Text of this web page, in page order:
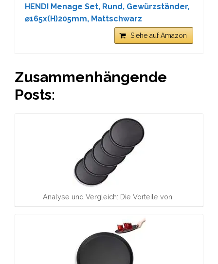
HENDI Menage Set, Rund, Gewürzständer,
⌀165x(H)205mm, Mattschwarz
Siehe auf Amazon
Zusammenhängende
Posts:
Analyse und Vergleich: Die Vorteile von…